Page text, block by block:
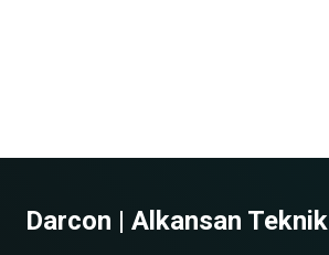
Darcon | Alkansan Teknik